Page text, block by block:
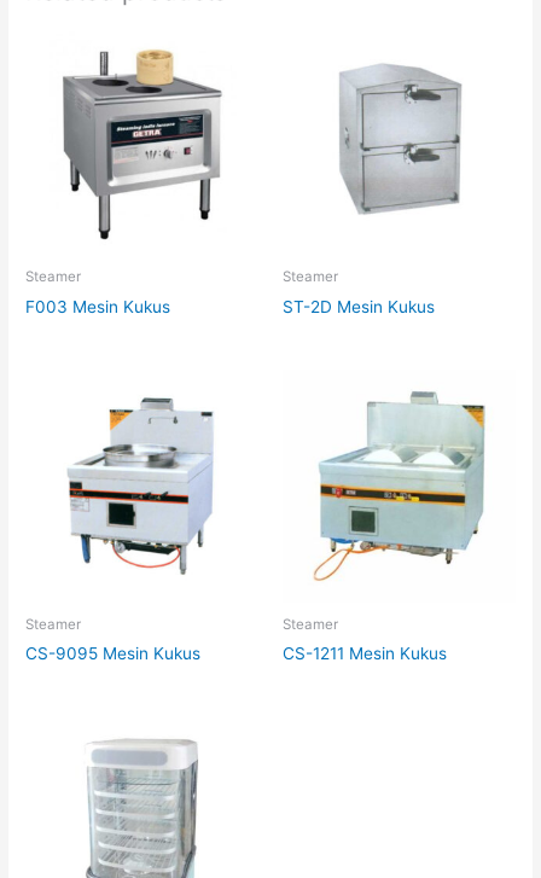
Steamer
F003 Mesin Kukus
Steamer
ST-2D Mesin Kukus
Steamer
CS-9095 Mesin Kukus
Steamer
CS-1211 Mesin Kukus